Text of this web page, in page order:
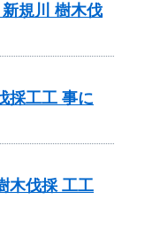
規川 樹木伐
採工工 事に
木伐採 工工